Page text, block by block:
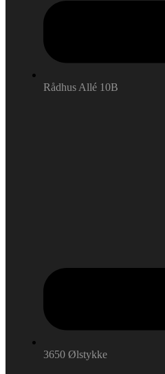
Rådhus Allé 10B
3650 Ølstykke